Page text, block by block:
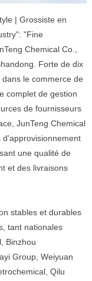
| Grossiste en
"Fine
Chemical Co.,
Forte de dix
le commerce de
complet de gestion
de fournisseurs
JunTeng Chemical
une qualité de
et des livraisons
stables et durables
tant nationales
Binzhou
Group, Weiyuan
Qilu